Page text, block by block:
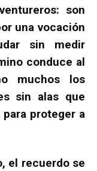
son
una vocación
sin medir
conduce al
muchos los
sin alas que
proteger a
el recuerdo se